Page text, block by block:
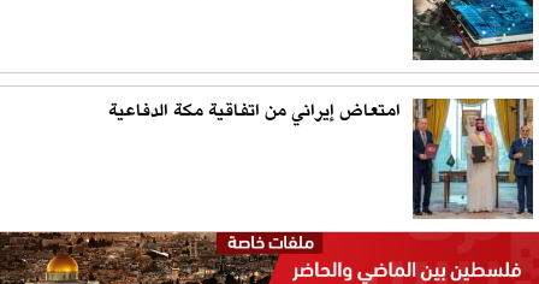
امتعاض إيراني من اتفاقية مكة الدفاعية